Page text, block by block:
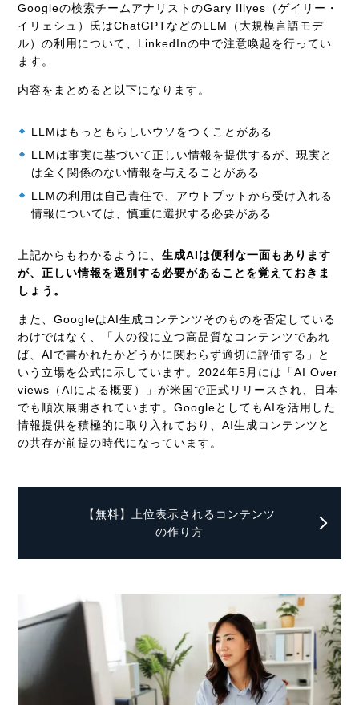
Googleの検索チームアナリストのGary Illyes（ゲイリー・
イリェシュ）氏はChatGPTなどのLLM（大規模言語モデ
ル）の利用について、LinkedInの中で注意喚起を行ってい
ます。
内容をまとめると以下になります。
LLMはもっともらしいウソをつくことがある
LLMは事実に基づいて正しい情報を提供するが、現実と
は全く関係のない情報を与えることがある
LLMの利用は自己責任で、アウトプットから受け入れる
情報については、慎重に選択する必要がある
上記からもわかるように、生成AIは便利な一面もあります
が、正しい情報を選別する必要があることを覚えておきま
しょう。
また、GoogleはAI生成コンテンツそのものを否定している
わけではなく、「人の役に立つ高品質なコンテンツであれ
ば、AIで書かれたかどうかに関わらず適切に評価する」と
いう立場を公式に示しています。2024年5月には「AI Over
views（AIによる概要）」が米国で正式リリースされ、日本
でも順次展開されています。GoogleとしてもAIを活用した
情報提供を積極的に取り入れており、AI生成コンテンツと
の共存が前提の時代になっています。
【無料】上位表示されるコンテンツ
の作り方